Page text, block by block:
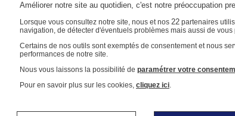
Améliorer notre site au quotidien, c'est notre préoccupation
Lorsque vous consultez notre site, nous et nos 22 partenaires
navigation, de détecter d'éventuels problèmes mais aussi de
Certains de nos outils sont exemptés de consentement et nous
performances de notre site.
Nous vous laissons la possibilité de paramétrer votre
Pour en savoir plus sur les cookies, cliquez ici.